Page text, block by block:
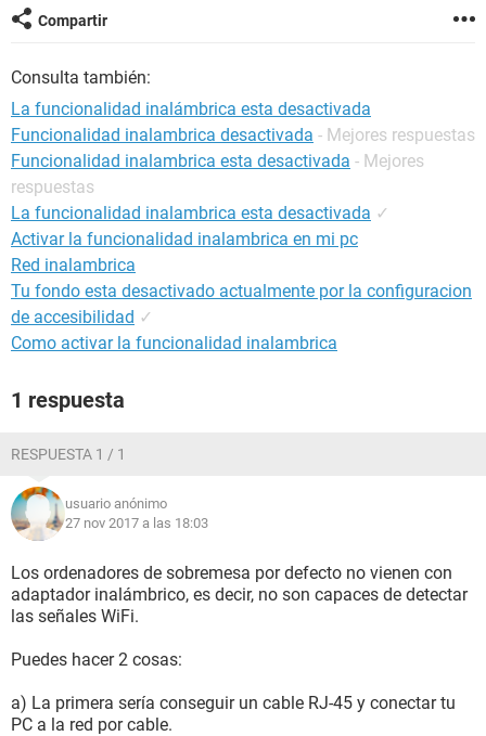
Compartir
Consulta también:
La funcionalidad inalámbrica esta desactivada
Funcionalidad inalambrica desactivada - Mejores respuestas
Funcionalidad inalambrica esta desactivada - Mejores
respuestas
La funcionalidad inalambrica esta desactivada ✓
Activar la funcionalidad inalambrica en mi pc
Red inalambrica
Tu fondo esta desactivado actualmente por la configuracion
de accesibilidad ✓
Como activar la funcionalidad inalambrica
1 respuesta
RESPUESTA 1 / 1
usuario anónimo
27 nov 2017 a las 18:03
Los ordenadores de sobremesa por defecto no vienen con
adaptador inalámbrico, es decir, no son capaces de detectar
las señales WiFi.
Puedes hacer 2 cosas:
a) La primera sería conseguir un cable RJ-45 y conectar tu
PC a la red por cable.